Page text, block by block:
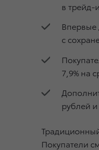
в трейд-
Впервые
с
7,9% на
рублей
Покупатели